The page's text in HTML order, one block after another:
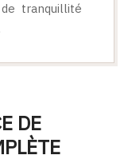
tranquillité
DE